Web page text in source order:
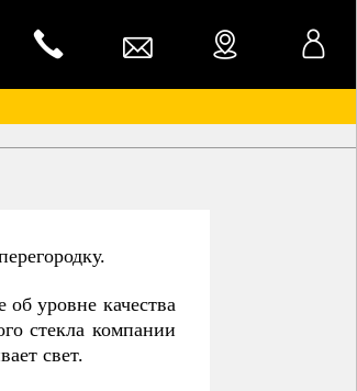
уровне качества
стекла компании
свет.